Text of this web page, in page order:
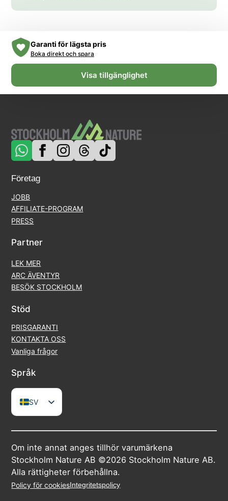
Garanti för lägsta pris
Boka direkt och spara
Visa tillgänglighet
Företag
JOBB
AFFILIATE-PROGRAM
PRESS
Partner
LEK MER
ARC ÄVENTYR
BESÖK STOCKHOLM
Stöd
PRISGARANTI
KONTAKTA OSS
Vanliga frågor
Språk
SV
EN
FR
ES
IT
Om inte annat anges tillhör varumärkena
Stockholm Nature AB ©2026 Stockholm Nature AB.
Alla rättigheter förbehållna.
Policy för cookiesIntegritetspolicy